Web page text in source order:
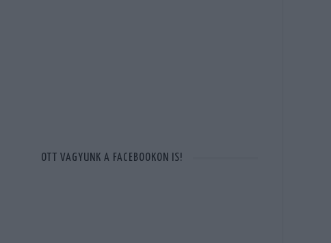
OTT VAGYUNK A FACEBOOKON IS!